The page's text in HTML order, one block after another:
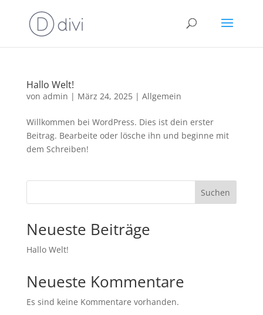
Hallo Welt!
von admin | März 24, 2025| Allgemein
Willkommen bei WordPress. Dies ist dein erster
Beitrag. Bearbeite oder lösche ihn und beginne mit
dem Schreiben!
Suchen
Neueste Beiträge
Hallo Welt!
Neueste Kommentare
Es sind keine Kommentare vorhanden.